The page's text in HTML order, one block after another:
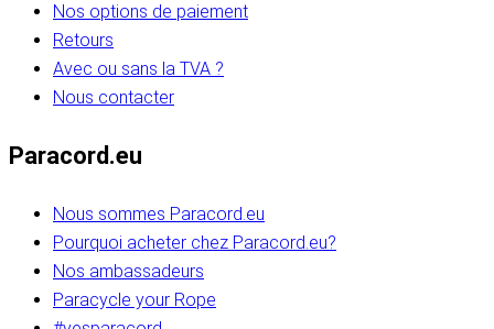
Nos options de paiement
Retours
Avec ou sans la TVA ?
Nous contacter
Paracord.eu
Nous sommes Paracord.eu
Pourquoi acheter chez Paracord.eu?
Nos ambassadeurs
Paracycle your Rope